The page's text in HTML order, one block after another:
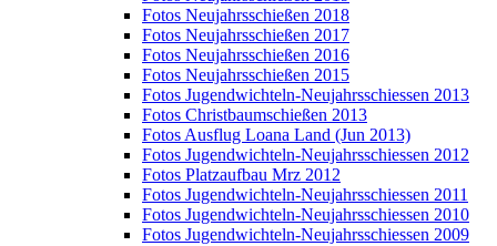
Fotos Neujahrsschießen 2018
Fotos Neujahrsschießen 2017
Fotos Neujahrsschießen 2016
Fotos Neujahrsschießen 2015
Fotos Jugendwichteln-Neujahrsschiessen 2013
Fotos Christbaumschießen 2013
Fotos Ausflug Loana Land (Jun 2013)
Fotos Jugendwichteln-Neujahrsschiessen 2012
Fotos Platzaufbau Mrz 2012
Fotos Jugendwichteln-Neujahrsschiessen 2011
Fotos Jugendwichteln-Neujahrsschiessen 2010
Fotos Jugendwichteln-Neujahrsschiessen 2009